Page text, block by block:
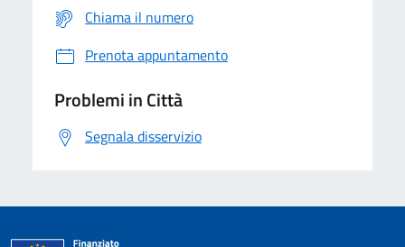
Chiama il numero
Prenota appuntamento
Problemi in Città
Segnala disservizio